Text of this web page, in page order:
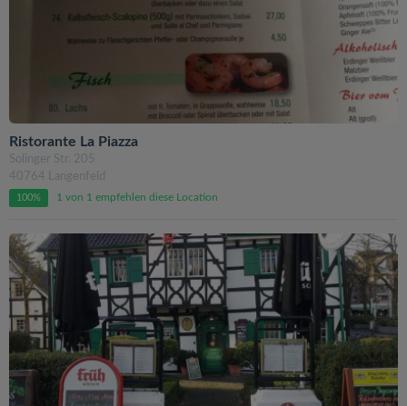
Ristorante La Piazza
Solinger Str. 205
40764 Langenfeld
100% 1 von 1 empfehlen diese Location